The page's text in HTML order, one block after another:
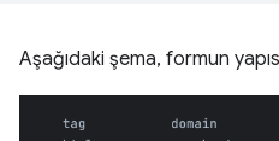
Aşağıdaki şema, formun